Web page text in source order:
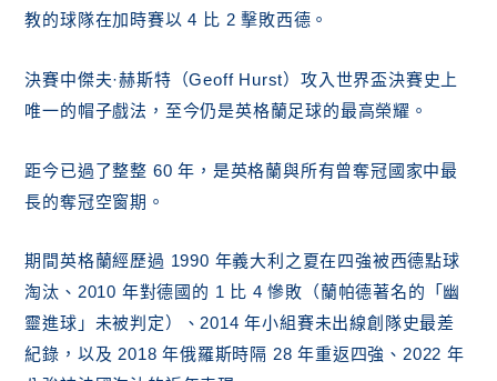
教的球隊在加時賽以 4 比 2 擊敗西德。
決賽中傑夫·赫斯特（Geoff Hurst）攻入世界盃決賽史上
唯一的帽子戲法，至今仍是英格蘭足球的最高榮耀。
距今已過了整整 60 年，是英格蘭與所有曾奪冠國家中最
長的奪冠空窗期。
期間英格蘭經歷過 1990 年義大利之夏在四強被西德點球
淘汰、2010 年對德國的 1 比 4 慘敗（蘭帕德著名的「幽
靈進球」未被判定）、2014 年小組賽未出線創隊史最差
紀錄，以及 2018 年俄羅斯時隔 28 年重返四強、2022 年